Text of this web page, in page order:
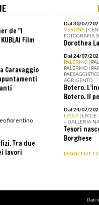
de "I
Film
Caravaggio
fiorentino
Tra due
lavori
Dal 30/07/
VERONA |
FOTOGRAFIA
Dorothea
Dal 24/07/
PALERMO |
PALERMO I
AGRIGENTO
Botero.
Botero. Il
Dal 24/07/
LECCE | LECCE
– GALLERIA
Tesori
Borghese
LEGGI
Dati